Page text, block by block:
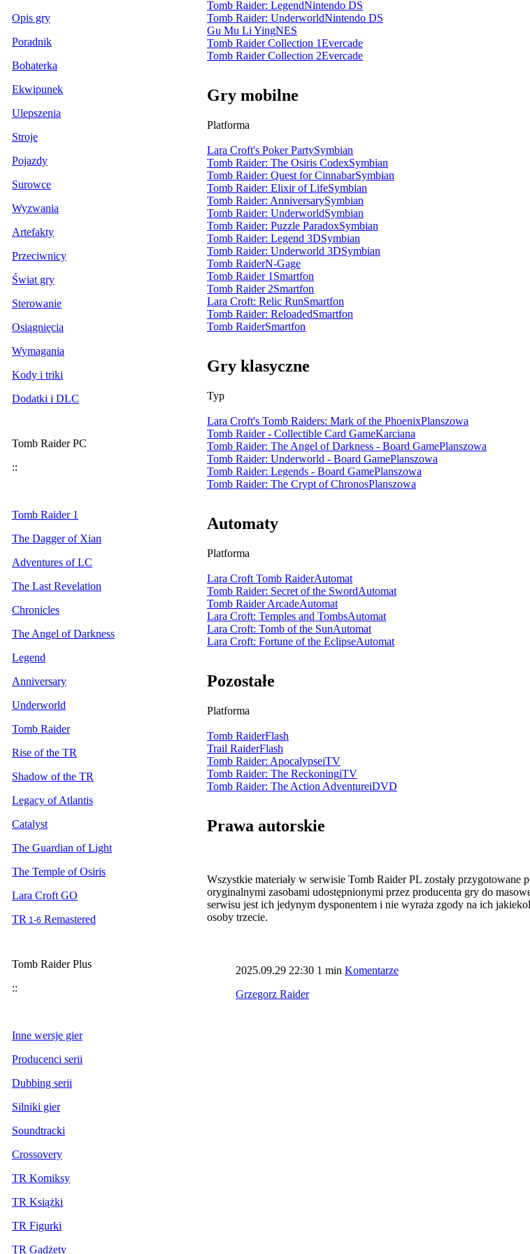
Opis gry
Poradnik
Bohaterka
Ekwipunek
Ulepszenia
Stroje
Pojazdy
Surowce
Wyzwania
Artefakty
Przeciwnicy
Świat gry
Sterowanie
Osiągnięcia
Wymagania
Kody i triki
Dodatki i DLC
Tomb Raider PC
::
Tomb Raider 1
The Dagger of Xian
Adventures of LC
The Last Revelation
Chronicles
The Angel of Darkness
Legend
Anniversary
Underworld
Tomb Raider
Rise of the TR
Shadow of the TR
Legacy of Atlantis
Catalyst
The Guardian of Light
The Temple of Osiris
Lara Croft GO
TR 1-6 Remastered
Tomb Raider Plus
::
Inne wersje gier
Producenci serii
Dubbing serii
Silniki gier
Soundtracki
Crossovery
TR Komiksy
TR Książki
TR Figurki
TR Gadżety
Tomb Raider: LegendNintendo DS
Tomb Raider: UnderworldNintendo DS
Gu Mu Li YingNES
Tomb Raider Collection 1Evercade
Tomb Raider Collection 2Evercade
Gry mobilne
Platforma
Lara Croft's Poker PartySymbian
Tomb Raider: The Osiris CodexSymbian
Tomb Raider: Quest for CinnabarSymbian
Tomb Raider: Elixir of LifeSymbian
Tomb Raider: AnniversarySymbian
Tomb Raider: UnderworldSymbian
Tomb Raider: Puzzle ParadoxSymbian
Tomb Raider: Legend 3DSymbian
Tomb Raider: Underworld 3DSymbian
Tomb RaiderN-Gage
Tomb Raider 1 Smartfon
Tomb Raider 2Smartfon
Lara Croft: Relic RunSmartfon
Tomb Raider: ReloadedSmartfon
Tomb RaiderSmartfon
Gry klasyczne
Typ
Lara Croft's Tomb Raiders: Mark of the PhoenixPlanszowa
Tomb Raider - Collectible Card GameKarciana
Tomb Raider: The Angel of Darkness - Board GamePlanszowa
Tomb Raider: Underworld - Board GamePlanszowa
Tomb Raider: Legends - Board GamePlanszowa
Tomb Raider: The Crypt of ChronosPlanszowa
Automaty
Platforma
Lara Croft Tomb RaiderAutomat
Tomb Raider: Secret of the SwordAutomat
Tomb Raider ArcadeAutomat
Lara Croft: Temples and TombsAutomat
Lara Croft: Tomb of the SunAutomat
Lara Croft: Fortune of the EclipseAutomat
Pozostałe
Platforma
Tomb RaiderFlash
Trail RaiderFlash
Tomb Raider: ApocalypseiTV
Tomb Raider: The ReckoningiTV
Tomb Raider: The Action AdventureiDVD
Prawa autorskie
Wszystkie materiały w serwisie Tomb Raider PL zostały przygotowane
oryginalnymi zasobami udostępnionymi przez producenta gry do
serwisu jest ich jedynym dysponentem i nie wyraża zgody na ich
osoby trzecie.
2025.09.29 22:30 1 min Komentarze
Grzegorz Raider